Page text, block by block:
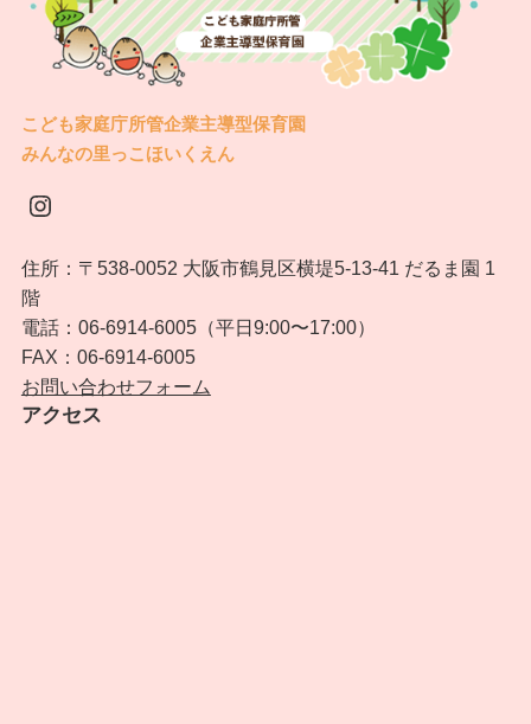
こども家庭庁所管企業主導型保育園
みんなの里っこほいくえん
Instagram
住所：〒538-0052 大阪市鶴見区横堤5-13-41 だるま園 1
階
電話：06-6914-6005（平日9:00〜17:00）
FAX：06-6914-6005
お問い合わせフォーム
アクセス